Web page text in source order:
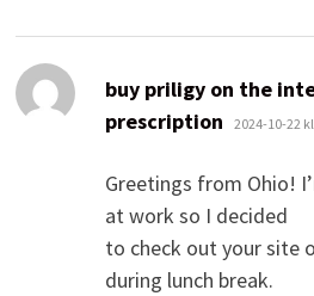
buy priligy on the
prescription skriver:
2024-10-22
Greetings from Ohio!
at work so I decided
to check out your site
during lunch break.